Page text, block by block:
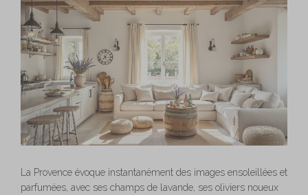
La Provence évoque instantanément des images ensoleillées et
parfumées, avec ses champs de lavande, ses oliviers noueux